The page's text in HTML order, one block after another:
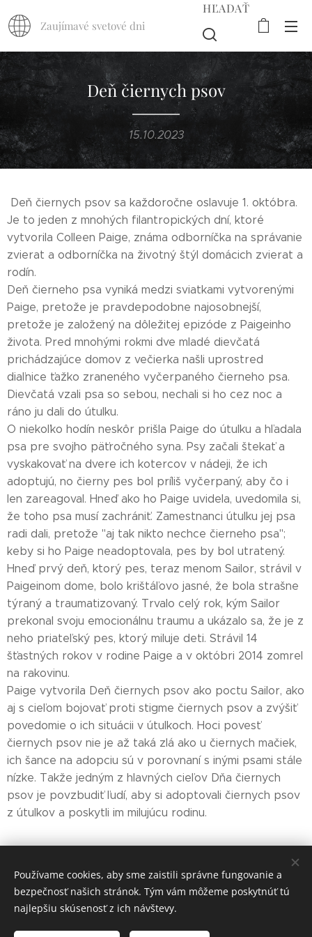
Zaujímavé svetové dni
HĽADAŤ
Deň čiernych psov
15.10.2023
Deň čiernych psov sa každoročne oslavuje 1. októbra.
Je to jeden z mnohých filantropických dní, ktoré
vytvorila Colleen Paige, známa odborníčka na správanie
zvierat a odborníčka na životný štýl domácich zvierat a
rodín.
Deň čierneho psa vyniká medzi sviatkami vytvorenými
Paige, pretože je pravdepodobne najosobnejší,
pretože je založený na dôležitej epizóde z Paigeinho
života. Pred mnohými rokmi dve mladé dievčatá
prichádzajúce domov z večierka našli uprostred
diaľnice ťažko zraneného vyčerpaného čierneho psa.
Dievčatá vzali psa so sebou, nechali si ho cez noc a
ráno ju dali do útulku.
O niekoľko hodín neskôr prišla Paige do útulku a hľadala
psa pre svojho päťročného syna. Psy začali štekať a
vyskakovať na dvere ich kotercov v nádeji, že ich
adoptujú, no čierny pes bol príliš vyčerpaný, aby čo i
len zareagoval. Hneď ako ho Paige uvidela, uvedomila si,
že toho psa musí zachrániť. Zamestnanci útulku jej psa
radi dali, pretože "aj tak nikto nechce čierneho psa";
keby si ho Paige neadoptovala, pes by bol utratený.
Hneď prvý deň, ktorý pes, teraz menom Sailor, strávil v
Paigeinom dome, bolo krištáľovo jasné, že bola strašne
týraný a traumatizovaný. Trvalo celý rok, kým Sailor
prekonal svoju emocionálnu traumu a ukázalo sa, že je z
neho priateľský pes, ktorý miluje deti. Strávil 14
šťastných rokov v rodine Paige a v októbri 2014 zomrel
na rakovinu.
Paige vytvorila Deň čiernych psov ako poctu Sailor, ako
aj s cieľom bojovať proti stigme čiernych psov a zvýšiť
povedomie o ich situácii v útulkoch. Hoci povesť
čiernych psov nie je až taká zlá ako u čiernych mačiek,
ich šance na adopciu sú v porovnaní s inými psami stále
nízke. Takže jedným z hlavných cieľov Dňa čiernych
psov je povzbudiť ľudí, aby si adoptovali čiernych psov
z útulkov a poskytli im milujúcu rodinu.
Rabekka Art s.r.o.
Používame cookies, aby sme zaistili správne fungovanie a
bezpečnosť našich stránok. Tým vám môžeme poskytnúť tú
najlepšiu skúsenosť z ich návštevy.